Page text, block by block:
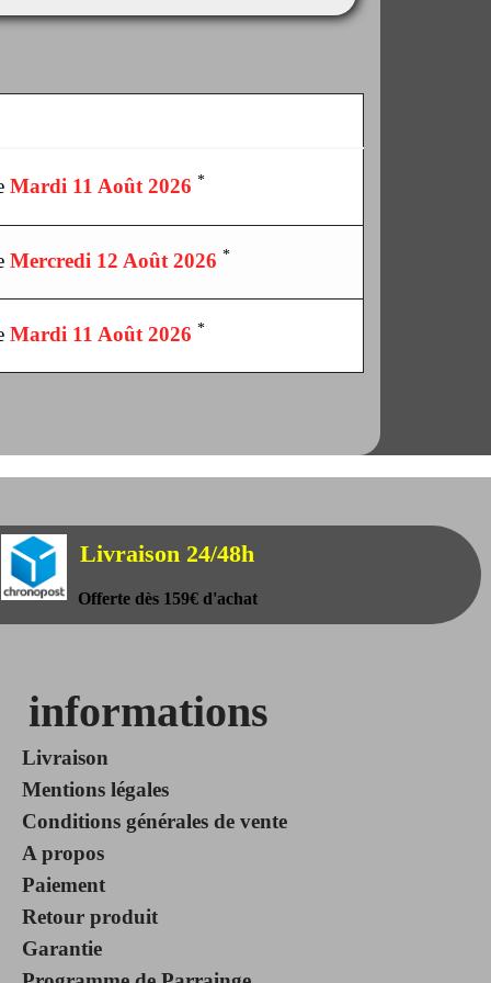
Mardi 11 Août 2026 *
Mercredi 12 Août 2026 *
Mardi 11 Août 2026 *
Livraison 24/48h
Offerte dès 159€ d'achat
informations
Livraison
Mentions légales
Conditions générales de vente
A propos
Paiement
Retour produit
Garantie